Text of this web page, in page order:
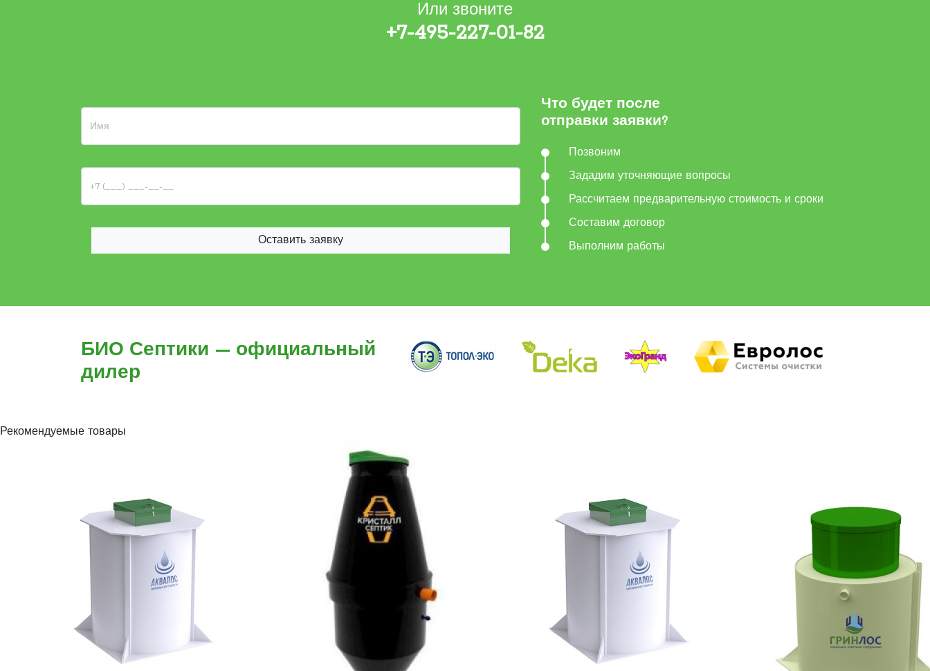
Или звоните
+7-495-227-01-82
Оставить заявку
Что будет после
отправки заявки?
Позвоним
Зададим уточняющие вопросы
Рассчитаем предварительную стоимость и сроки
Составим договор
Выполним работы
БИО Септики — официальный
дилер
Рекомендуемые товары